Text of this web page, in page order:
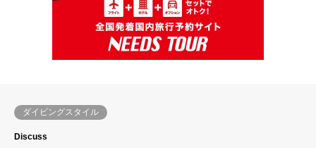
ダイビングスタイル
Discuss